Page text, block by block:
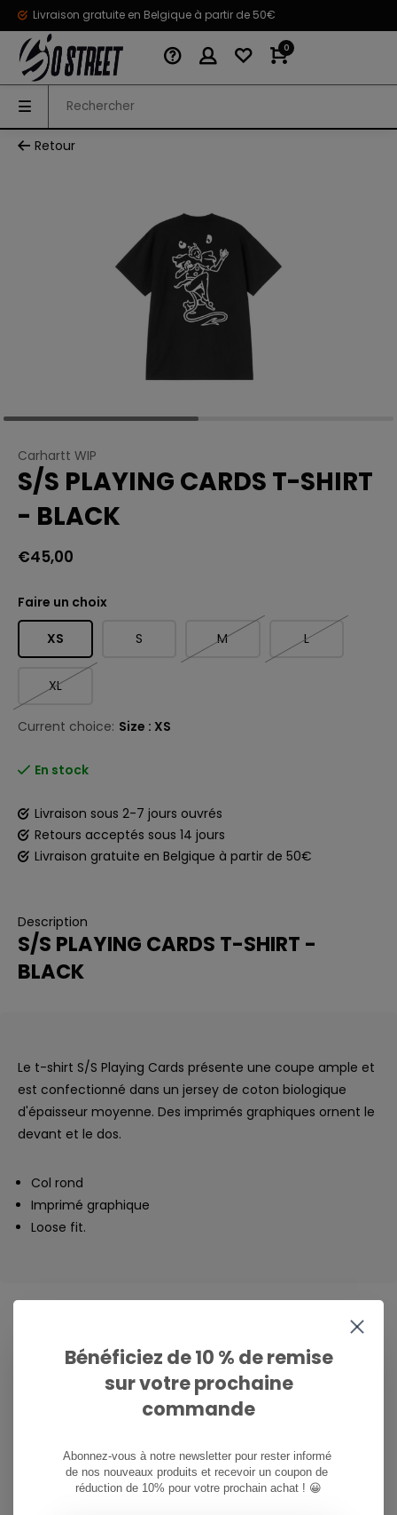
Livraison gratuite en Belgique à partir de 50€
0
Retour
Carhartt WIP
S/S PLAYING CARDS T-SHIRT
- BLACK
€45,00
Faire un choix
XS S M L
XL
Current choice: Size : XS
En stock
Livraison sous 2-7 jours ouvrés
Retours acceptés sous 14 jours
Livraison gratuite en Belgique à partir de 50€
Description
S/S PLAYING CARDS T-SHIRT -
BLACK
Le t-shirt S/S Playing Cards présente une coupe ample et
est confectionné dans un jersey de coton biologique
d'épaisseur moyenne. Des imprimés graphiques ornent le
devant et le dos.
Col rond
Imprimé graphique
Loose fit.
CAN WE HELP?
Service à la clientèle: heures d'ouverture
info@ostreet.be
Bénéficiez de 10 % de remise
sur votre prochaine
commande
Abonnez-vous à notre newsletter pour rester informé
de nos nouveaux produits et recevoir un coupon de
réduction de 10% pour votre prochain achat ! 😀